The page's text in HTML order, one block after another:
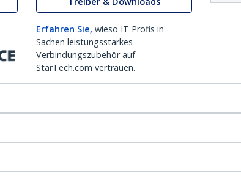
Erfahren Sie, wieso IT Profis in
Sachen leistungsstarkes
Verbindungszubehör auf
StarTech.com vertrauen.